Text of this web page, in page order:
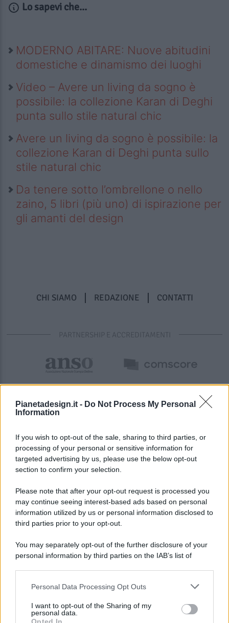
Pianetadesign.it - Do Not Process My Personal
Information
If you wish to opt-out of the sale, sharing to third parties, or
processing of your personal or sensitive information for
targeted advertising by us, please use the below opt-out
section to confirm your selection.
Please note that after your opt-out request is processed you
may continue seeing interest-based ads based on personal
information utilized by us or personal information disclosed to
third parties prior to your opt-out.
You may separately opt-out of the further disclosure of your
personal information by third parties on the IAB’s list of
This information may also be disclosed by us to third parties
disclose it to other third parties.
Personal Data Processing Opt Outs
I want to opt-out of the Sharing of my
personal data.
Lo sapevi che...
MODERNO ABITARE: Nuove abitudini
domestiche e dinamismo dei luoghi
Video – Avere un living da sogno è
possibile: la collezione Karan di Deghi
punta sullo stile natural chic
Avere un living da sogno è possibile: la
collezione Karan di Deghi punta sullo
stile natural chic
Da tenere sotto l’ombrellone o nello
zaino, 5 libri (più uno) di ispirazione per
gli amanti del design
CHI SIAMO REDAZIONE CONTATTI
PARTNERSHIP E ACCREDITAMENTI
© 2026 - Pianeta Design - P.IVA 04827280654 - Testata
Registrata Al Tribunale Di Nocera Inferiore N. 8/2020 - RG N.
ISCRIZIONE AL ROC N. 35792 – ISCRITTA ALL’ANSO
(ASSOCIAZIONE NAZIONALE STAMPA ONLINE)
PREFERENZE PRIVACY